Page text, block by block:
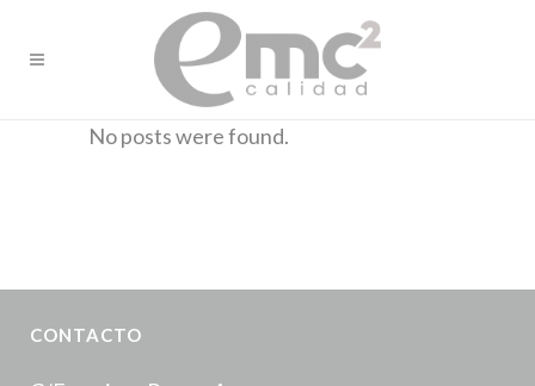
No posts were found.
CONTACTO